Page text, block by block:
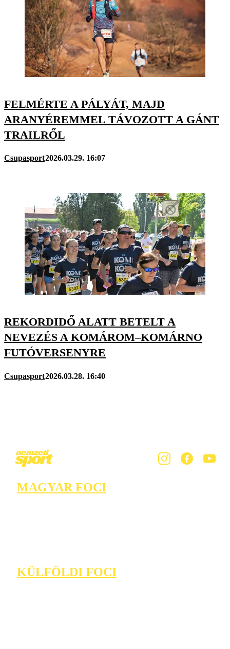
FELMÉRTE A PÁLYÁT, MAJD
ARANYÉREMMEL TÁVOZOTT A GÁNT
TRAILRŐL
Csupasport2026.03.29. 16:07
REKORDIDŐ ALATT BETELT A
NEVEZÉS A KOMÁROM–KOMÁRNO
FUTÓVERSENYRE
Csupasport2026.03.28. 16:40
MAGYAR FOCI
KÜLFÖLDI FOCI